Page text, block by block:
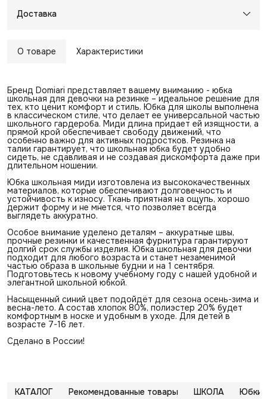
Доставка
О товаре Характеристики
Бренд Domiari представляет вашему вниманию - юбка
школьная для девочки на резинке – идеальное решение для
тех, кто ценит комфорт и стиль. Юбка для школы выполнена
в классическом стиле, что делает ее универсальной частью
школьного гардероба. Миди длина придает ей изящности, а
прямой крой обеспечивает свободу движений, что
особенно важно для активных подростков. Резинка на
талии гарантирует, что школьная юбка будет удобно
сидеть, не сдавливая и не создавая дискомфорта даже при
длительном ношении.
Юбка школьная миди изготовлена из высококачественных
материалов, которые обеспечивают долговечность и
устойчивость к износу. Ткань приятная на ощупь, хорошо
держит форму и не мнется, что позволяет всегда
выглядеть аккуратно.
Особое внимание уделено деталям – аккуратные швы,
прочные резинки и качественная фурнитура гарантируют
долгий срок службы изделия. Юбка школьная для девочки
подходит для любого возраста и станет незаменимой
частью образа в школьные будни и на 1 сентября.
Подготовьтесь к новому учебному году с нашей удобной и
элегантной школьной юбкой.
Насыщенный синий цвет подойдёт для сезона осень-зима и
весна-лето. А состав хлопок 80%, полиэстер 20% будет
комфортным в носке и удобным в уходе. Для детей в
возрасте 7-16 лет.
Сделано в России!
КАТАЛОГ Рекомендованные товары ШКОЛА Юбки